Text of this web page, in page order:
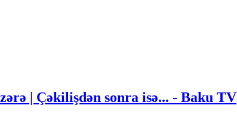
| Çəkilişdən sonra isə... - Baku TV